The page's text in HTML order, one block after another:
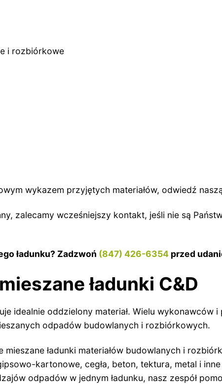
i rozbiórkowe
wykazem przyjętych materiałów, odwiedź
zalecamy wcześniejszy kontakt, jeśli nie są
ładunku? Zadzwoń (847) 426-6354 przed
ładunki C&D
idealnie oddzielony materiał. Wielu
odpadów budowlanych i rozbiórkowych.
mieszane ładunki materiałów budowlanych i
kartonowe, cegła, beton, tektura, metal i
odpadów w jednym ładunku, nasz zespół